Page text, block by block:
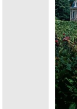
Yves Lecoq, fou de
châteaux - ph. Roland
Yves Lecoq nous a